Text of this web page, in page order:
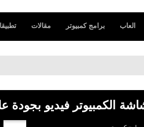
العاب برامج كمبيوتر مقالات
الكمبيوتر فيديو بجودة